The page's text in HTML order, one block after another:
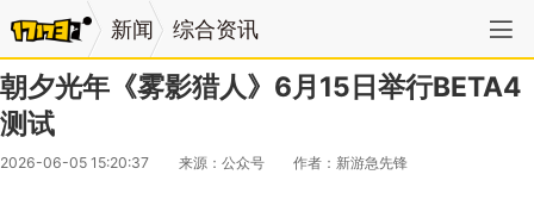
新闻 综合资讯
朝夕光年《雾影猎人》6月15日举行BETA4
测试
2026-06-05 15:20:37 来源：公众号 作者：新游急先锋